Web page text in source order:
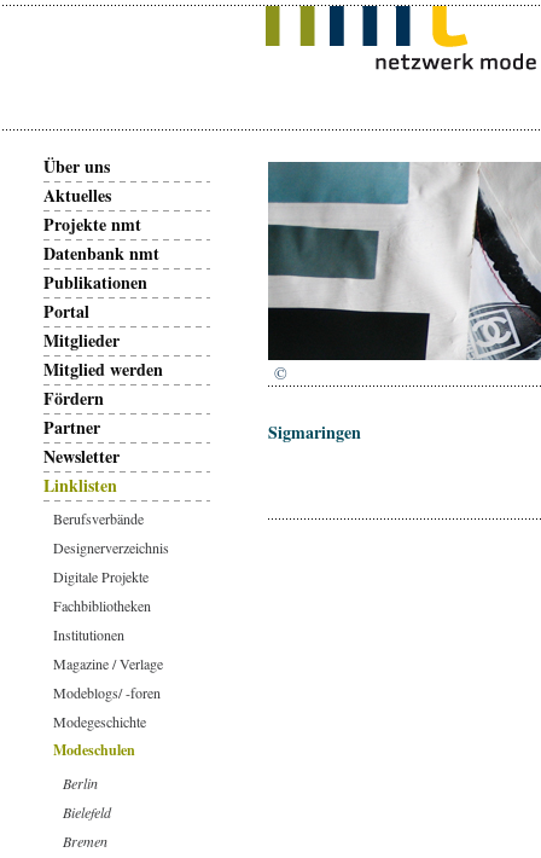
©
Sigmaringen
Über uns
Aktuelles
Projekte nmt
Datenbank nmt
Publikationen
Portal
Mitglieder
Mitglied werden
Fördern
Partner
Newsletter
Linklisten
Berufsverbände
Designerverzeichnis
Digitale Projekte
Fachbibliotheken
Institutionen
Magazine / Verlage
Modeblogs/ -foren
Modegeschichte
Modeschulen
Berlin
Bielefeld
Bremen